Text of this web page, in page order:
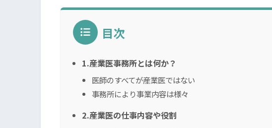
目次
1.産業医事務所とは何か？
医師のすべてが産業医ではない
事務所により事業内容は様々
2.産業医の仕事内容や役割